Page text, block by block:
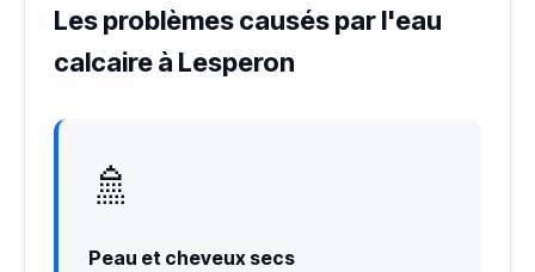
Les problèmes causés par l'eau
calcaire à Lesperon
🚿
Peau et cheveux secs